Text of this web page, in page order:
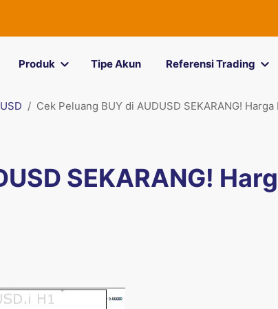
Produk Tipe Akun Referensi Trading
Cek Peluang BUY di AUDUSD SEKARANG!
SEKARANG!